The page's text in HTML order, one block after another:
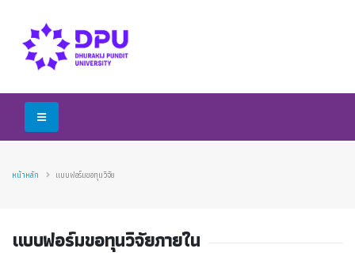
หน้าหลัก แบบฟอร์มขอทุนวิจัย
แบบฟอร์มขอทุนวิจัยภายใน